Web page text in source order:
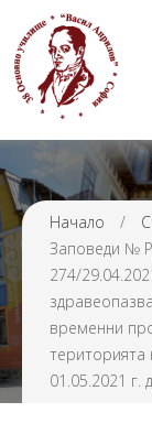
Начало /
Заповеди №
274/
временни
територията
01.05.2021 г.